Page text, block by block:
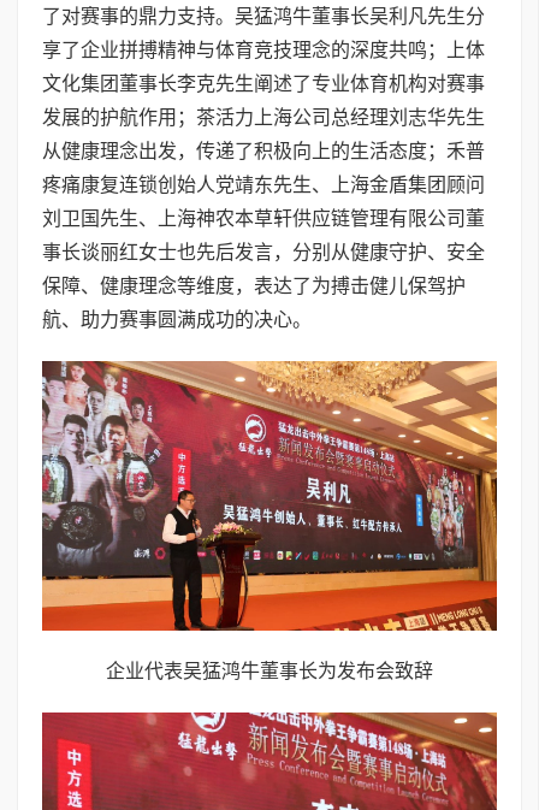
了对赛事的鼎力支持。吴猛鸿牛董事长吴利凡先生分
享了企业拼搏精神与体育竞技理念的深度共鸣；上体
文化集团董事长李克先生阐述了专业体育机构对赛事
发展的护航作用；茶活力上海公司总经理刘志华先生
从健康理念出发，传递了积极向上的生活态度；禾普
疼痛康复连锁创始人党靖东先生、上海金盾集团顾问
刘卫国先生、上海神农本草轩供应链管理有限公司董
事长谈丽红女士也先后发言，分别从健康守护、安全
保障、健康理念等维度，表达了为搏击健儿保驾护
航、助力赛事圆满成功的决心。
企业代表吴猛鸿牛董事长为发布会致辞